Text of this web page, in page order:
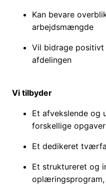
Kan bevare
arbejdsmængde
Vil bidrage
afdelingen
Vi tilbyder
Et afvekslende og
forskellige opgaver
Et dedikeret
Et struktureret og